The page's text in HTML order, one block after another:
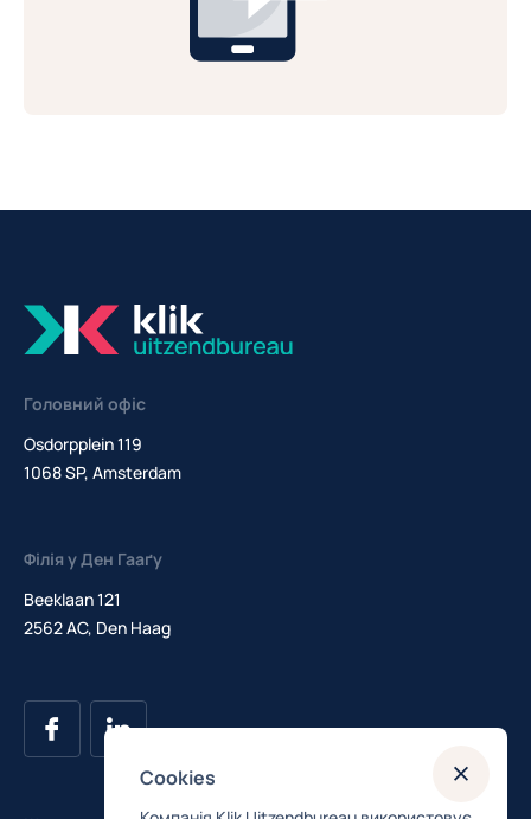
Головний офіс
Osdorpplein 119
1068 SP, Amsterdam
Філія у Ден Гааґу
Beeklaan 121
2562 AC, Den Haag
Cookies